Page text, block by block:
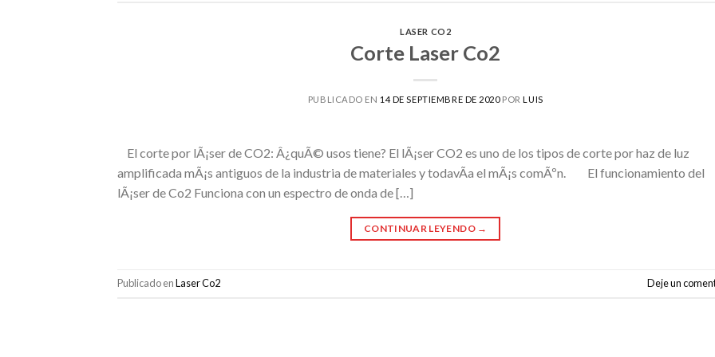
LASER CO2
Corte Laser Co2
PUBLICADO EN 14 DE SEPTIEMBRE DE 2020PORLUIS
El corte por lÃ¡ser de CO2: Â¿quÃ© usos tiene? El lÃ¡ser CO2 es uno de los tipos de corte por haz de luz
amplificada mÃ¡s antiguos de la industria de materiales y todavÃ­a el mÃ¡s comÃºn. El funcionamiento del
lÃ¡ser de Co2 Funciona con un espectro de onda de […]
CONTINUAR LEYENDO →
Publicado enLaser Co2 Deje un